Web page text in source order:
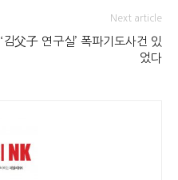
Next article
‘김父子 연구실’ 폭파기도사건 있
었다